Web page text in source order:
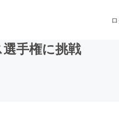
手権に挑戦